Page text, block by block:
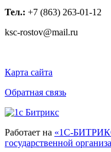
Тел.: +7 (863) 263-01-12
ksc-rostov@mail.ru
Карта сайта
Обратная связь
Работает на «1С-
государственной